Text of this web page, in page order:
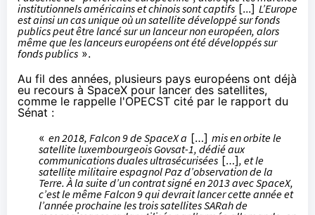
institutionnels américains et chinois sont captifs [...] L’Europe
est ainsi un cas unique où un satellite développé sur fonds
publics peut être lancé sur un lanceur non européen, alors
même que les lanceurs européens ont été développés sur
fonds publics ».
Au fil des années, plusieurs pays européens ont déjà
eu recours à SpaceX pour lancer des satellites,
comme le rappelle l'OPECST cité par le rapport du
Sénat :
« en 2018, Falcon 9 de SpaceX a […] mis en orbite le
satellite luxembourgeois Govsat-1, dédié aux
communications duales ultrasécurisées […], et le
satellite militaire espagnol Paz d’observation de la
Terre. À la suite d’un contrat signé en 2013 avec SpaceX,
c’est le même Falcon 9 qui devrait lancer cette année et
l’année prochaine les trois satellites SARah de